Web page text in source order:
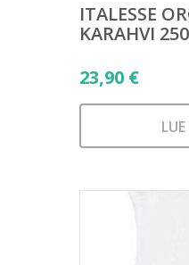
ITALESSE
KARAHVI
23,90 €